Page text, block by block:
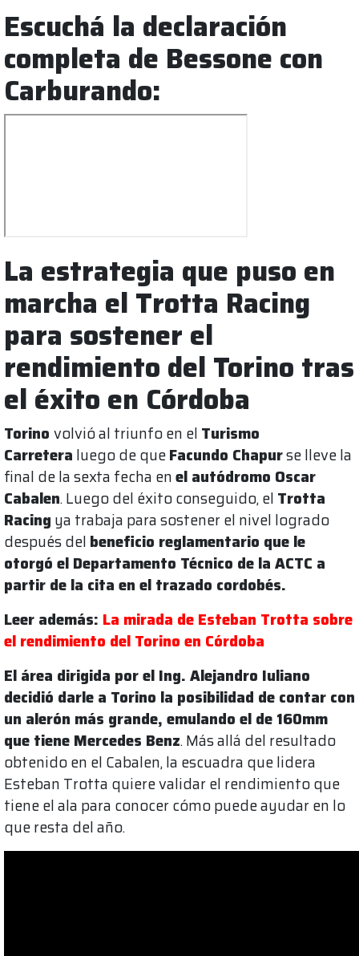
Escuchá la declaración
completa de Bessone con
Carburando:
La estrategia que puso en
marcha el Trotta Racing
para sostener el
rendimiento del Torino tras
el éxito en Córdoba
Torino volvió al triunfo en el Turismo
Carretera luego de queFacundo Chapurse lleve la
final de la sexta fecha enel autódromo Oscar
Cabalen. Luego del éxito conseguido, el Trotta
Racing ya trabaja para sostener el nivel logrado
después del beneficio reglamentario que le
otorgó el Departamento Técnico de la ACTC a
partir de la cita en el trazado cordobés.
Leer además: La mirada de Esteban Trotta sobre
el rendimiento del Torino en Córdoba
El área dirigida por el Ing. Alejandro Iuliano
decidió darle a Torino la posibilidad de contar con
un alerón más grande, emulando el de 160mm
que tiene Mercedes Benz. Más allá del resultado
obtenido en el Cabalen, la escuadra que lidera
Esteban Trotta quiere validar el rendimiento que
tiene el ala para conocer cómo puede ayudar en lo
que resta del año.